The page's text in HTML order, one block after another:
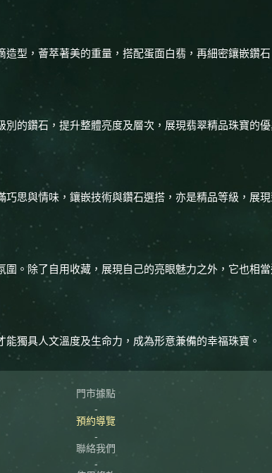
型，薈萃著美的重量，搭配蛋面白翡，再細密鑲嵌鑽
的鑽石，提升整體亮度及層次，展現翡翠精品珠寶的
思與情味，鑲嵌技術與鑽石選搭，亦是精品等級，展現
。除了自用收藏，展現自己的亮眼魅力之外，它也相
獨具人文溫度及生命力，成為形意兼備的幸福珠寶。
門市據點
預約導覽
聯絡我們